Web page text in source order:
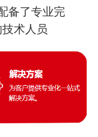
备了专业完
术人员